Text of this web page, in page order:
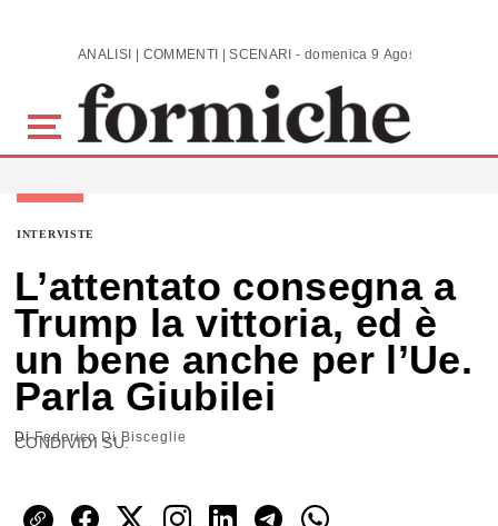
Skip to main content ANALISI | COMMENTI | SCENARI - domenica 9 Agosto 2026
INTERVISTE
L’attentato consegna a
Trump la vittoria, ed è
un bene anche per l’Ue.
Parla Giubilei
DiFederico Di Bisceglie
CONDIVIDI SU: